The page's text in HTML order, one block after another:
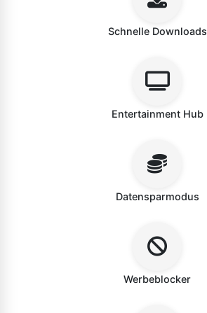
Schnelle Downloads
Entertainment Hub
Datensparmodus
Werbeblocker